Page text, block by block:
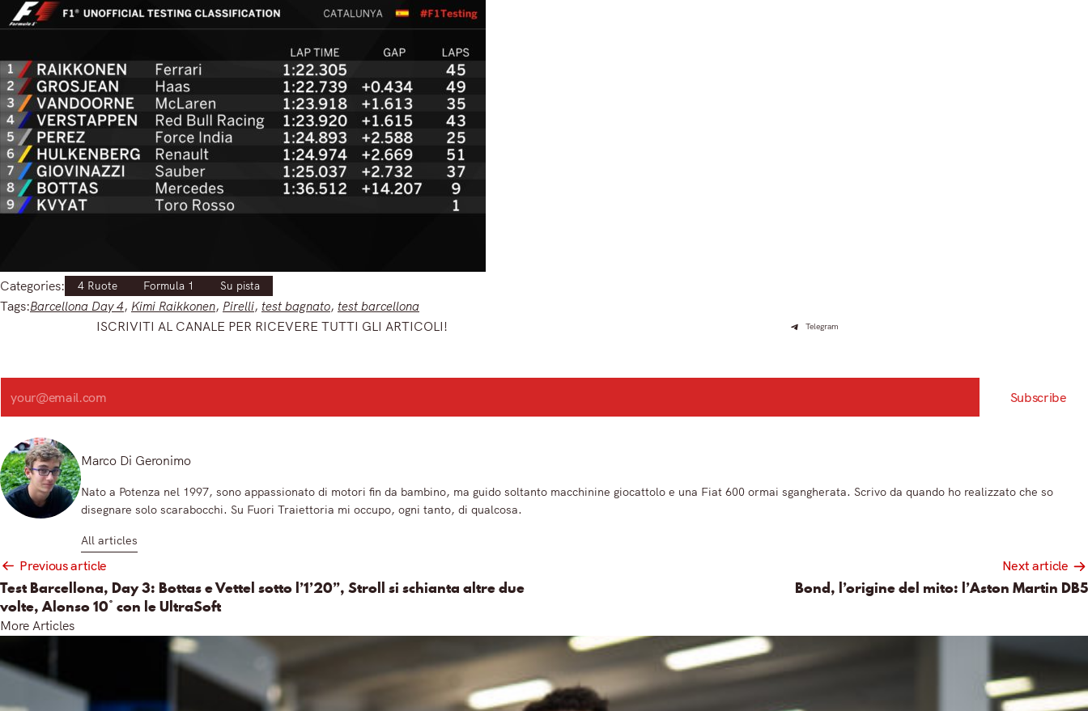
Categories: 4 Ruote Formula 1 Su pista
Tags:Barcellona Day 4, Kimi Raikkonen, Pirelli, test bagnato, test barcellona
ISCRIVITI AL CANALE PER RICEVERE TUTTI GLI ARTICOLI! Telegram
Search
Subscribe
Marco Di Geronimo
Nato a Potenza nel 1997, sono appassionato di motori fin da bambino, ma guido soltanto macchinine giocattolo e una Fiat 600 ormai sgangherata. Scrivo da quando ho realizzato che so
disegnare solo scarabocchi. Su Fuori Traiettoria mi occupo, ogni tanto, di qualcosa.
All articles
Post
navigation
Previous article
Test Barcellona, Day 3: Bottas e Vettel sotto l’1’20”, Stroll si schianta altre due
volte, Alonso 10° con le UltraSoft
Next article
Bond, l’origine del mito: l’Aston Martin DB5
More Articles